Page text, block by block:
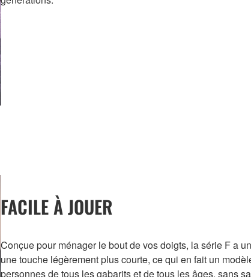
FACILE À JOUER
Conçue pour ménager le bout de vos doigts, la série F a
une touche légèrement plus courte, ce qui en fait un
personnes de tous les gabarits et de tous les âges, sans